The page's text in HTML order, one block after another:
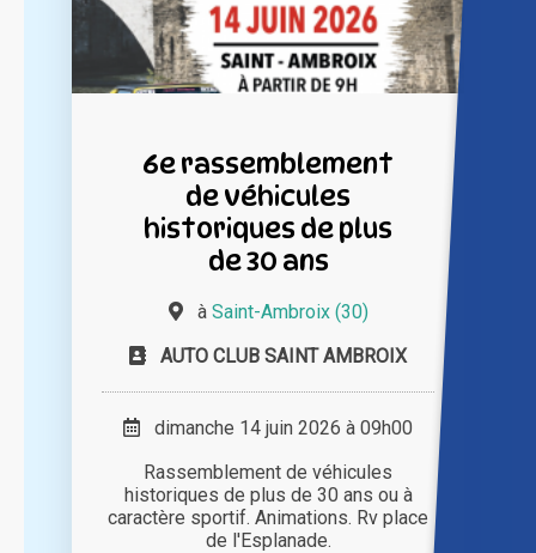
6e rassemblement
de véhicules
historiques de plus
de 30 ans
à Saint-Ambroix (30)
AUTO CLUB SAINT AMBROIX
dimanche 14 juin 2026 à 09h00
Rassemblement de véhicules
historiques de plus de 30 ans ou à
caractère sportif. Animations. Rv place
de l'Esplanade.